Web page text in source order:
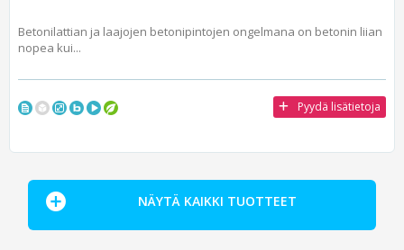
Betonilattian ja laajojen betonipintojen ongelmana on betonin liian
nopea kui...
Pyydä lisätietoja
NÄYTÄ KAIKKI TUOTTEET